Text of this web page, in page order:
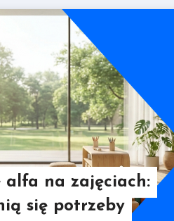
alfa na zajęciach:
się potrzeby